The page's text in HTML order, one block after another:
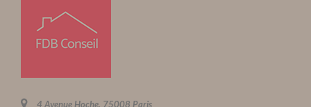
4 Avenue Hoche, 75008 Paris